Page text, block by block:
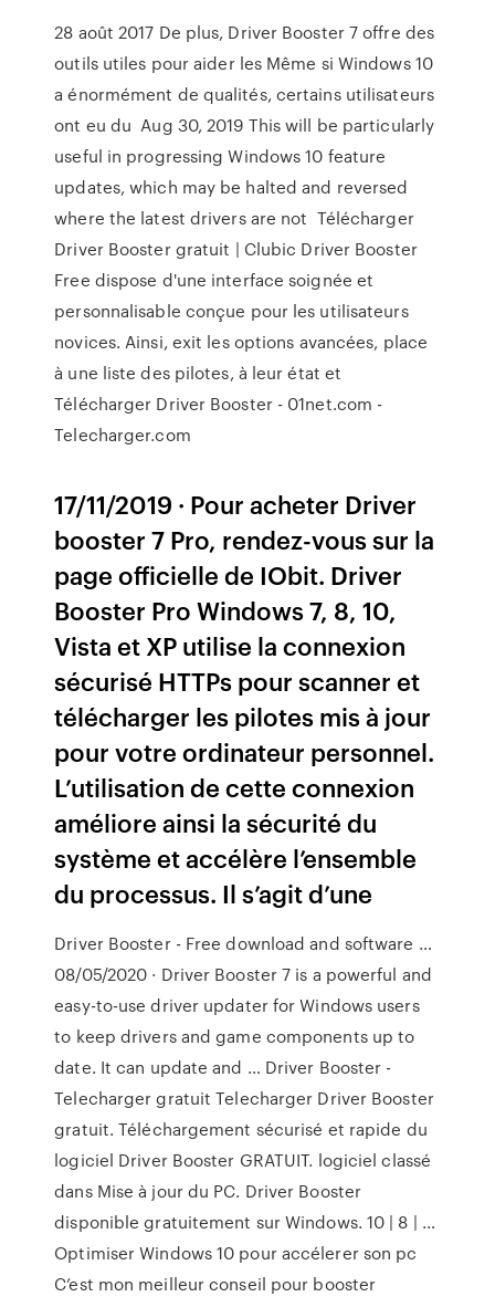
28 août 2017 De plus, Driver Booster 7 offre des
outils utiles pour aider les Même si Windows 10
a énormément de qualités, certains utilisateurs
ont eu du Aug 30, 2019 This will be particularly
useful in progressing Windows 10 feature
updates, which may be halted and reversed
where the latest drivers are not Télécharger
Driver Booster gratuit | Clubic Driver Booster
Free dispose d'une interface soignée et
personnalisable conçue pour les utilisateurs
novices. Ainsi, exit les options avancées, place
à une liste des pilotes, à leur état et
Télécharger Driver Booster - 01net.com -
Telecharger.com
17/11/2019 · Pour acheter Driver
booster 7 Pro, rendez-vous sur la
page officielle de IObit. Driver
Booster Pro Windows 7, 8, 10,
Vista et XP utilise la connexion
sécurisé HTTPs pour scanner et
télécharger les pilotes mis à jour
pour votre ordinateur personnel.
L’utilisation de cette connexion
améliore ainsi la sécurité du
système et accélère l’ensemble
du processus. Il s’agit d’une
Driver Booster - Free download and software …
08/05/2020 · Driver Booster 7 is a powerful and
easy-to-use driver updater for Windows users
to keep drivers and game components up to
date. It can update and … Driver Booster -
Telecharger gratuit Telecharger Driver Booster
gratuit. Téléchargement sécurisé et rapide du
logiciel Driver Booster GRATUIT. logiciel classé
dans Mise à jour du PC. Driver Booster
disponible gratuitement sur Windows. 10 | 8 | …
Optimiser Windows 10 pour accélerer son pc
C’est mon meilleur conseil pour booster